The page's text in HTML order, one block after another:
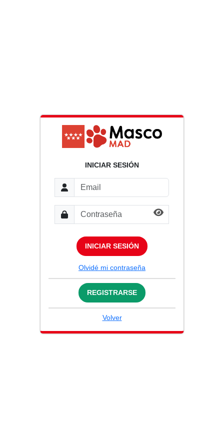
INICIAR SESIÓN
INICIAR SESIÓN
Olvidé mi contraseña
REGISTRARSE
Volver